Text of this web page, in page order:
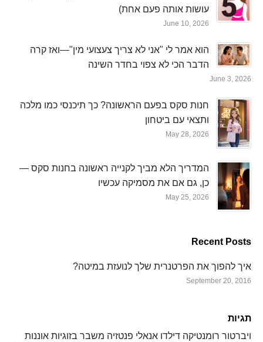
עושות אותה פעם אחת)
June 10, 2026
הוא אמר לי "אני לא צריך צעצועי מין"—ואז קרה
הדבר הכי לא צפוי בחדר השינה
June 3, 2026
חנות סקס בפעם הראשונה? כך תיכנסי כמו מלכה
ותצאי עם ביטחון
May 28, 2026
המדריך הלא מביך לקנייה ראשונה בחנות סקס —
כן, גם אם את מסמיקה עכשיו
May 25, 2026
Recent Posts
איך להפוך את הפרטנרית שלך לנועזת במיטה?
September 20, 2016
תגיות
ויברטור רומנטיקה דילדו אנאלי פנטזיה משבר בזוגיות אוננות